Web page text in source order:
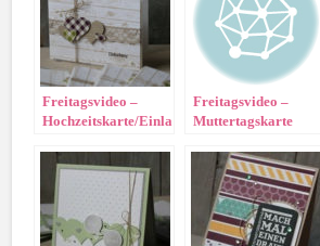
Freitagsvideo –
Hochzeitskarte/Einladung
Freitagsvideo –
Muttertagskarte